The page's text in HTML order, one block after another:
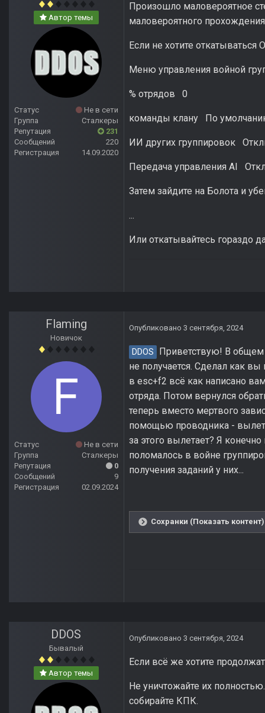
Автор темы
Статус
Не в сети
Группа
Сталкеры
Репутация
231
Сообщений
220
Регистрация
14.09.2020
Произошло маловероятное
маловероятного
Если не хотите
Меню управления войной
% отрядов 0
команды клану По
ИИ других группировок
Передача управления AI
Затем зайдите на Болота и
...
Или откатывайтесь гораздо
Flaming
Новичок
Статус
Не в сети
Группа
Сталкеры
Репутация
0
Сообщений
9
Регистрация
02.09.2024
Опубликовано 3 сентября, 2024
DDOS
Приветствую! В
не получается. Сделал как
в esc+f2 всё как написано
отряда. Потом вернулся
теперь вместо мертвого
помощью проводника -
за этого вылетает? Я
поломалось в войне
получения заданий у них...
Сохранки (Показать контент)
DDOS
Бывалый
Автор темы
Опубликовано 3 сентября, 2024
Если всё же хотите
Не уничтожайте их
собирайте КПК.